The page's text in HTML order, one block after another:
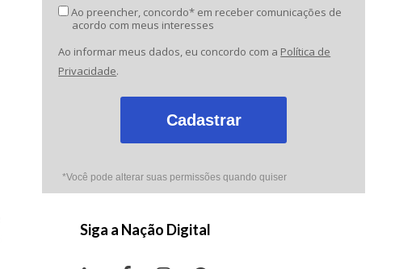
Ao preencher, concordo* em receber comunicações de
acordo com meus interesses
Ao informar meus dados, eu concordo com a Política de
Privacidade.
Cadastrar
*Você pode alterar suas permissões quando quiser
Siga a Nação Digital